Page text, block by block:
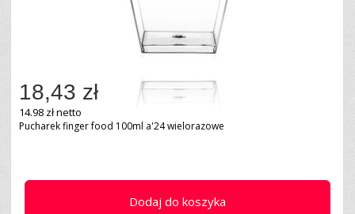
Dodaj do koszyka
18,43 zł
14.98 zł netto
Pucharek finger food 100ml a'24 wielorazowe